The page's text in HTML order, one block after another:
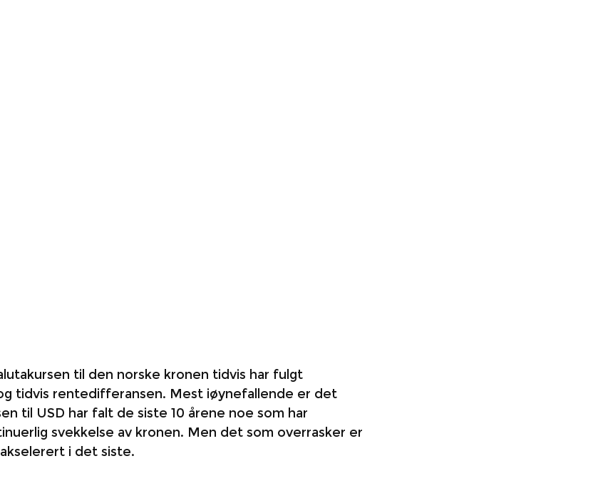
til den norske kronen tidvis har fulgt
tidvis rentedifferansen. Mest iøynefallende er det
til USD har falt de siste 10 årene noe som har
svekkelse av kronen. Men det som overrasker er
i det siste.